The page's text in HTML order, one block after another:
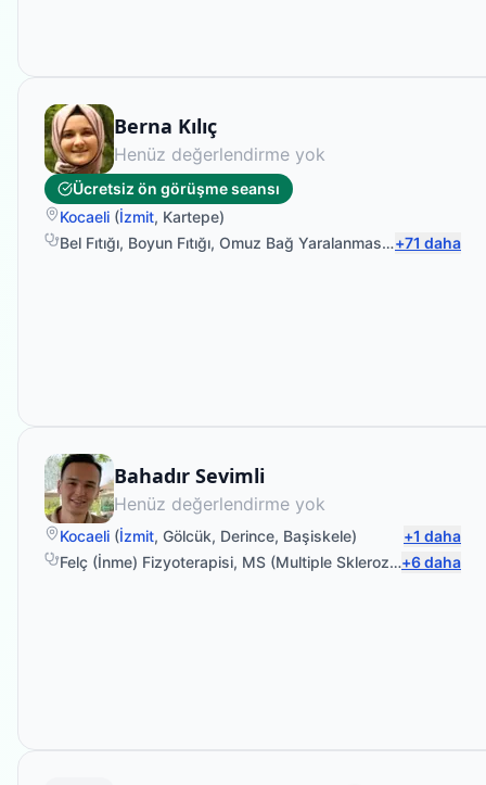
Berna Kılıç
Fizyoterapist
Henüz değerlendirme yok
Ücretsiz ön görüşme seansı
Kocaeli (İzmit, Kartepe)
Bel Fıtığı, Boyun Fıtığı, Omuz Bağ Yaralanması ,Protez
+71 daha
Bahadır Sevimli
Fizyoterapist
Henüz değerlendirme yok
Kocaeli (İzmit, Gölcük, Derince, Başiskele) +1 daha
Felç (İnme) Fizyoterapisi, MS (Multiple Skleroz) ,Parkinson
+6daha